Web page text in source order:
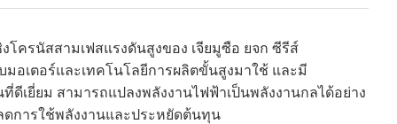
โครนัสสามเฟสแรงดันสูงของ เจียมูซือ ยจก ซีรีส์
อเตอร์และเทคโนโลยีการผลิตขั้นสูงมาใช้ และมี
ดีเยี่ยม สามารถแปลงพลังงานไฟฟ้าเป็นพลังงานกลได้อย่าง
การใช้พลังงานและประหยัดต้นทุน